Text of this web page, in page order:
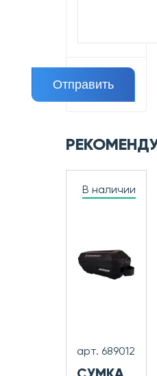
В наличии
арт. 689012